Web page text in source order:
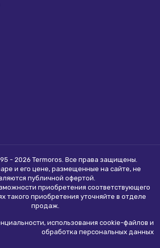
- 2026 Termoros. Все права защищены.
и его цене, размещенные на сайте, не
публичной офертой.
приобретения соответствующего
такого приобретения уточняйте в отделе
продаж.
использования сookie-файлов и
обработка персональных данных